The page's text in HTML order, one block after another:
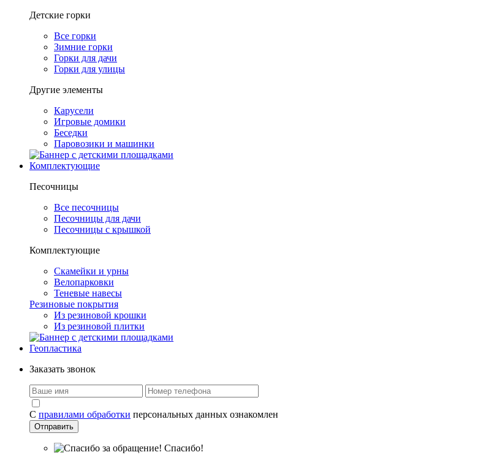
Детские горки
Все горки
Зимние горки
Горки для дачи
Горки для улицы
Другие элементы
Карусели
Игровые домики
Беседки
Паровозики и машинки
Комплектующие
Песочницы
Все песочницы
Песочницы для дачи
Песочницы с крышкой
Комплектующие
Скамейки и урны
Велопарковки
Теневые навесы
Резиновые покрытия
Из резиновой крошки
Из резиновой плитки
Геопластика
Заказать звонок
С правилами обработки персональных данных ознакомлен
Спасибо!